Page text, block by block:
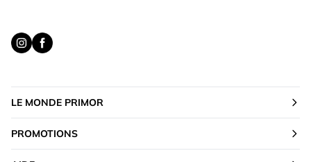
LE MONDE PRIMOR
PROMOTIONS